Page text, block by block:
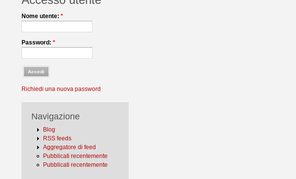
Nome utente: *
Password: *
Richiedi una nuova password
Navigazione
Blog
RSS feeds
Aggregatore di feed
Pubblicati recentemente
Pubblicati recentemente